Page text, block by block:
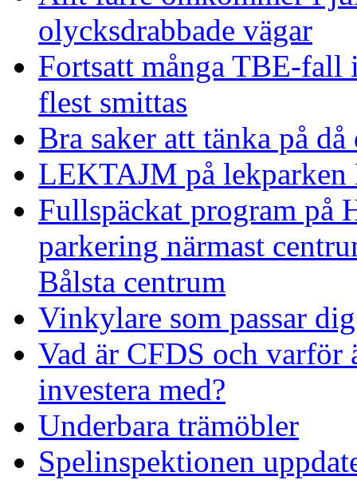
olycksdrabbade vägar
Fortsatt många TBE-fall
flest smittas
Bra saker att tänka på
LEKTAJM på lekparken
Fullspäckat program på
parkering närmast
Bålsta centrum
Vinkylare som passar
Vad är CFDS och
investera med?
Underbara trämöbler
Spelinspektionen